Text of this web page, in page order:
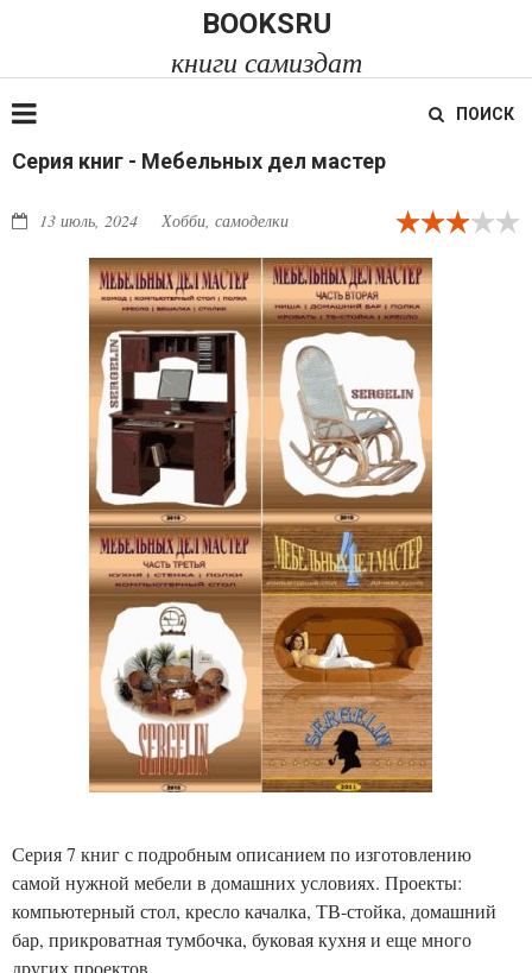
BOOKSRU
книги самиздат
ПОИСК
Серия книг - Мебельных дел мастер
13 июль, 2024 Хобби, самоделки
Серия 7 книг с подробным описанием по изготовлению
самой нужной мебели в домашних условиях. Проекты:
компьютерный стол, кресло качалка, ТВ-стойка, домашний
бар, прикроватная тумбочка, буковая кухня и еще много
других проектов.